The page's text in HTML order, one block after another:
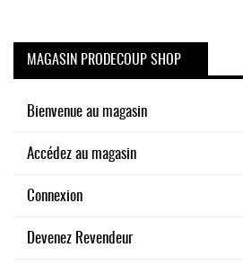
MAGASIN PRODECOUP SHOP
Bienvenue au magasin
Accédez au magasin
Connexion
Devenez Revendeur